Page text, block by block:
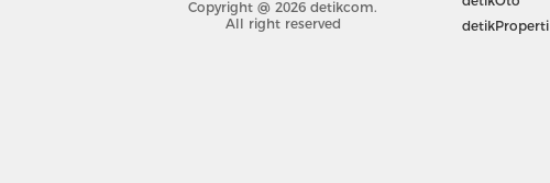
Copyright @ 2026 detikcom.
All right reserved
detikProperti